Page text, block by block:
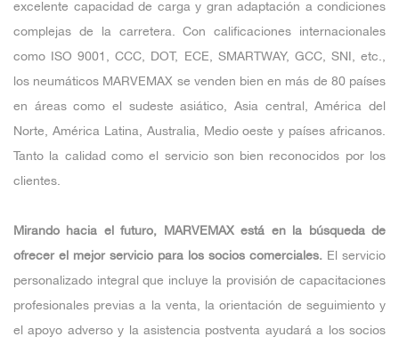
excelente capacidad de carga y gran adaptación a condiciones
complejas de la carretera. Con calificaciones internacionales
como ISO 9001, CCC, DOT, ECE, SMARTWAY, GCC, SNI, etc.,
los neumáticos MARVEMAX se venden bien en más de 80 países
en áreas como el sudeste asiático, Asia central, América del
Norte, América Latina, Australia, Medio oeste y países africanos.
Tanto la calidad como el servicio son bien reconocidos por los
clientes.
Mirando hacia el futuro, MARVEMAX está en la búsqueda de
ofrecer el mejor servicio para los socios comerciales. El servicio
personalizado integral que incluye la provisión de capacitaciones
profesionales previas a la venta, la orientación de seguimiento y
el apoyo adverso y la asistencia postventa ayudará a los socios